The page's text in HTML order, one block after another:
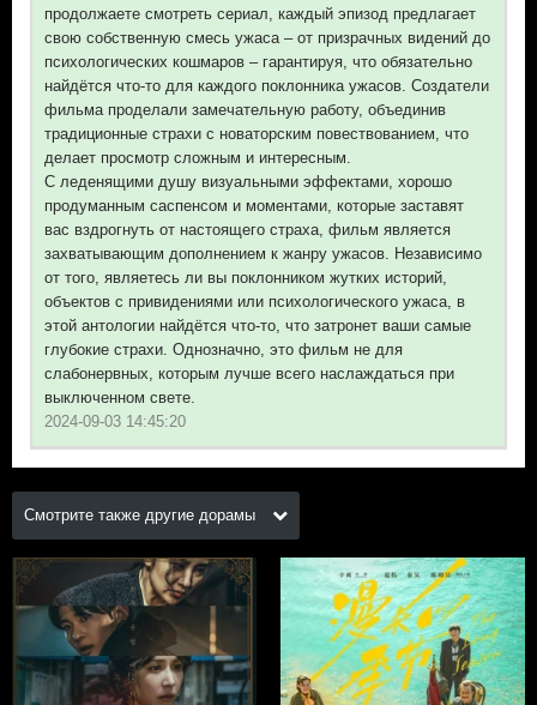
продолжаете смотреть сериал, каждый эпизод предлагает
свою собственную смесь ужаса – от призрачных видений до
психологических кошмаров – гарантируя, что обязательно
найдётся что-то для каждого поклонника ужасов. Создатели
фильма проделали замечательную работу, объединив
традиционные страхи с новаторским повествованием, что
делает просмотр сложным и интересным.
С леденящими душу визуальными эффектами, хорошо
продуманным саспенсом и моментами, которые заставят
вас вздрогнуть от настоящего страха, фильм является
захватывающим дополнением к жанру ужасов. Независимо
от того, являетесь ли вы поклонником жутких историй,
объектов с привидениями или психологического ужаса, в
этой антологии найдётся что-то, что затронет ваши самые
глубокие страхи. Однозначно, это фильм не для
слабонервных, которым лучше всего наслаждаться при
выключенном свете.
2024-09-03 14:45:20
Смотрите также другие дорамы